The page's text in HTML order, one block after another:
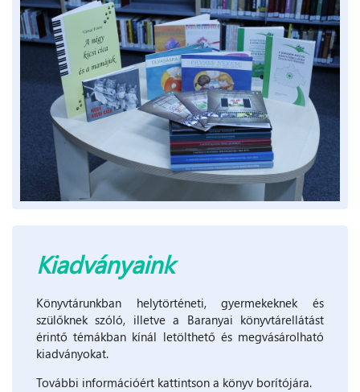
Kiadványaink
Könyvtárunkban helytörténeti, gyermekeknek és
szülőknek szóló, illetve a Baranyai könyvtárellátást
érintő témákban kínál letölthető és megvásárolható
kiadványokat.
További információért kattintson a könyv borítójára.